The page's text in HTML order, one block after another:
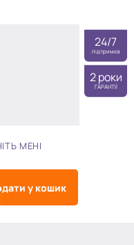
МЕНІ
у кошик
24/7
підтримка
2 роки
ГАРАНТІЇ